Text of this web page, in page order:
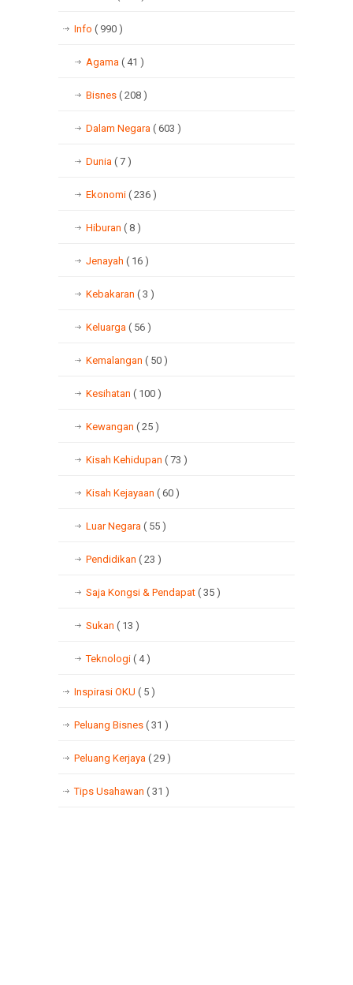
Info ( 990 )
Agama ( 41 )
Bisnes ( 208 )
Dalam Negara ( 603 )
Dunia ( 7 )
Ekonomi ( 236 )
Hiburan ( 8 )
Jenayah ( 16 )
Kebakaran ( 3 )
Keluarga ( 56 )
Kemalangan ( 50 )
Kesihatan ( 100 )
Kewangan ( 25 )
Kisah Kehidupan ( 73 )
Kisah Kejayaan ( 60 )
Luar Negara ( 55 )
Pendidikan ( 23 )
Saja Kongsi & Pendapat ( 35 )
Sukan ( 13 )
Teknologi ( 4 )
Inspirasi OKU ( 5 )
Peluang Bisnes ( 31 )
Peluang Kerjaya ( 29 )
Tips Usahawan ( 31 )